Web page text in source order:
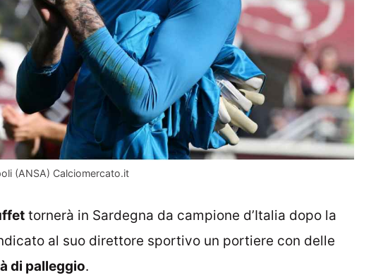
(ANSA) Calciomercato.it
tornerà in Sardegna da campione d’Italia dopo la
al suo direttore sportivo un portiere con delle
di palleggio.